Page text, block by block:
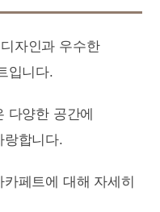
자인과 우수한
입니다.
다양한 공간에
랑합니다.
페트에 대해 자세히